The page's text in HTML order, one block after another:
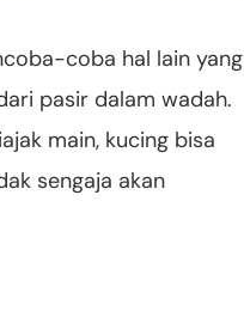
coba hal lain yang
pasir dalam wadah.
main, kucing bisa
sengaja akan